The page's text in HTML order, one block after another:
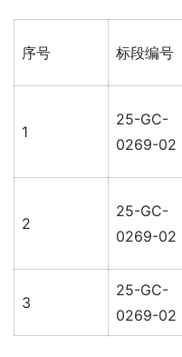
序号 标段编号
1
25-GC-
0269-02
2
25-GC-
0269-02
3
25-GC-
0269-02